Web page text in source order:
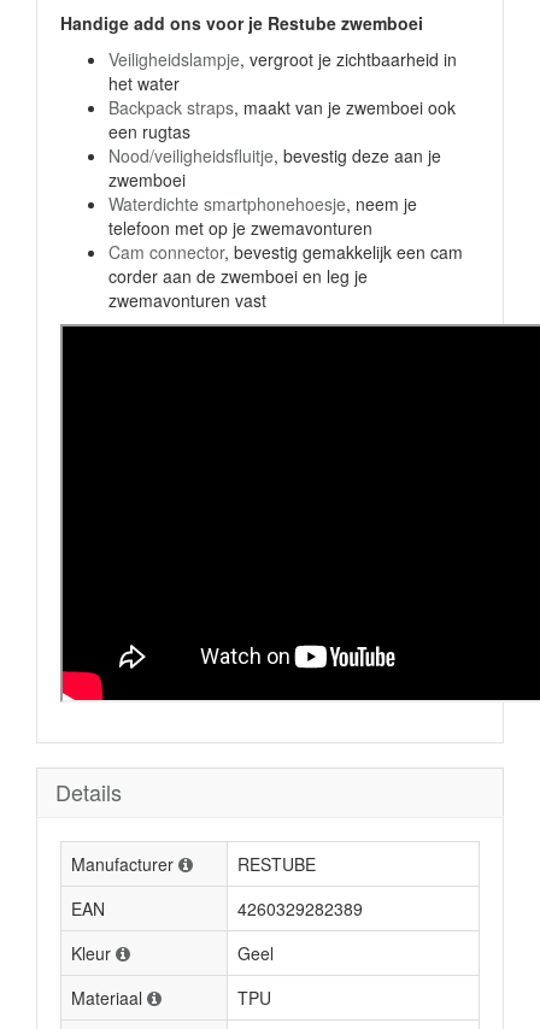
Handige add ons voor je Restube zwemboei
Veiligheidslampje, vergroot je zichtbaarheid in
het water
Backpack straps, maakt van je zwemboei ook
een rugtas
Nood/veiligheidsfluitje, bevestig deze aan je
zwemboei
Waterdichte smartphonehoesje, neem je
telefoon met op je zwemavonturen
Cam connector, bevestig gemakkelijk een cam
corder aan de zwemboei en leg je
zwemavonturen vast
Details
Manufacturer
RESTUBE
EAN
4260329282389
Kleur
Geel
Materiaal
TPU